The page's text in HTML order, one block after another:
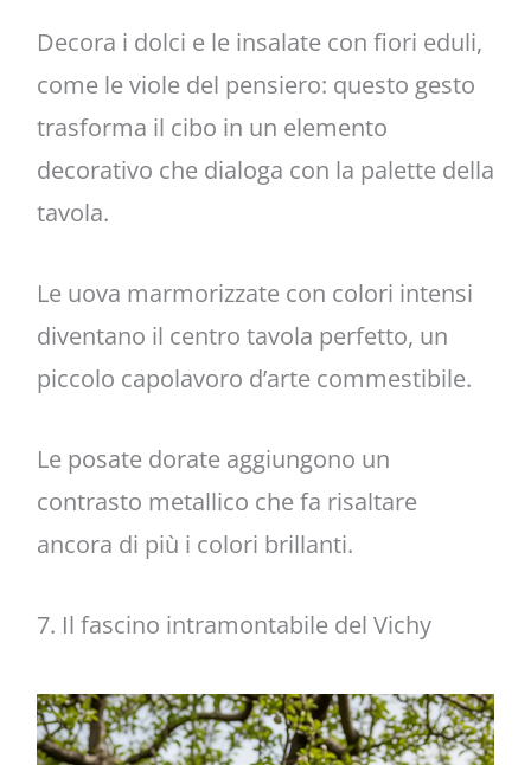
Decora i dolci e le insalate con fiori eduli,
come le viole del pensiero: questo gesto
trasforma il cibo in un elemento
decorativo che dialoga con la palette della
tavola.
Le uova marmorizzate con colori intensi
diventano il centro tavola perfetto, un
piccolo capolavoro d’arte commestibile.
Le posate dorate aggiungono un
contrasto metallico che fa risaltare
ancora di più i colori brillanti.
7. Il fascino intramontabile del Vichy